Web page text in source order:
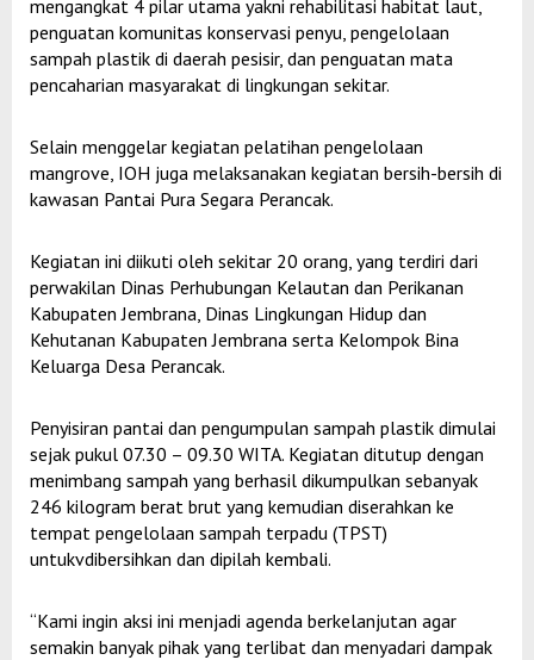
mengangkat 4 pilar utama yakni rehabilitasi habitat laut,
penguatan komunitas konservasi penyu, pengelolaan
sampah plastik di daerah pesisir, dan penguatan mata
pencaharian masyarakat di lingkungan sekitar.
Selain menggelar kegiatan pelatihan pengelolaan
mangrove, IOH juga melaksanakan kegiatan bersih-bersih di
kawasan Pantai Pura Segara Perancak.
Kegiatan ini diikuti oleh sekitar 20 orang, yang terdiri dari
perwakilan Dinas Perhubungan Kelautan dan Perikanan
Kabupaten Jembrana, Dinas Lingkungan Hidup dan
Kehutanan Kabupaten Jembrana serta Kelompok Bina
Keluarga Desa Perancak.
Penyisiran pantai dan pengumpulan sampah plastik dimulai
sejak pukul 07.30 – 09.30 WITA. Kegiatan ditutup dengan
menimbang sampah yang berhasil dikumpulkan sebanyak
246 kilogram berat brut yang kemudian diserahkan ke
tempat pengelolaan sampah terpadu (TPST)
untukvdibersihkan dan dipilah kembali.
“Kami ingin aksi ini menjadi agenda berkelanjutan agar
semakin banyak pihak yang terlibat dan menyadari dampak